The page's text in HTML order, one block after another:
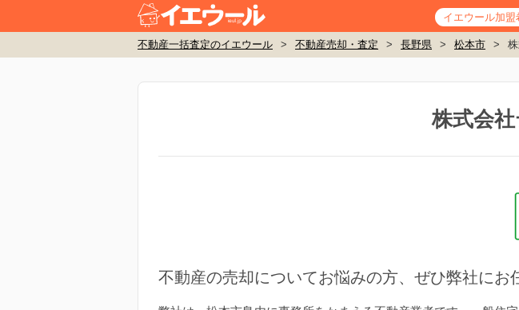
イエウール加
不動産一括査定のイエウール > 不動産売却・査定 > 長野県 > 松本市 >
株式会
不動産の売却についてお悩みの方、ぜひ弊社にお